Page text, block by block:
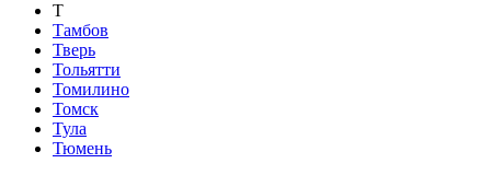
Т
Тамбов
Тверь
Тольятти
Томилино
Томск
Тула
Тюмень